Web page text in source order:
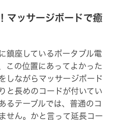
マッサージボードで癒
鎮座しているポータブル電
の位置にあってよかった
しながらマッサージボード
と長めのコードが付いてい
るテーブルでは、普通のコ
せん。かと言って延長コー